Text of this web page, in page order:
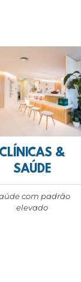
CLÍNICAS &
SAÚDE
com padrão
elevado